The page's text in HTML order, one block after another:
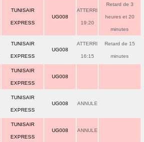
TUNISAIR
EXPRESS
UG008
ATTERRI
19:20
Retard de 3
heures et 20
minutes
TUNISAIR
EXPRESS
UG008
ATTERRI
16:15
Retard de 15
minutes
TUNISAIR
EXPRESS
UG008
TUNISAIR
EXPRESS
UG008 ANNULE
TUNISAIR
EXPRESS
UG008 ANNULE